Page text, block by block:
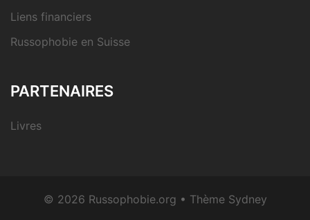
Liens financiers
Russophobie en Suisse
PARTENAIRES
Livres
© 2026 Russophobie.org • Thème Sydney